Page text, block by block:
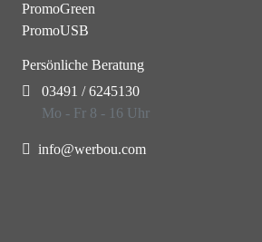
PromoGreen
PromoUSB
Persönliche Beratung
03491 / 6245130
Mo - Fr 8 - 16 Uhr
info@werbou.com